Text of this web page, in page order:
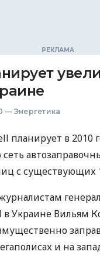
— Энергетика
планирует в 2010
с существующих
в Украине Вильям
и на